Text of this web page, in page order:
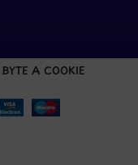
BYTE A COOKIE